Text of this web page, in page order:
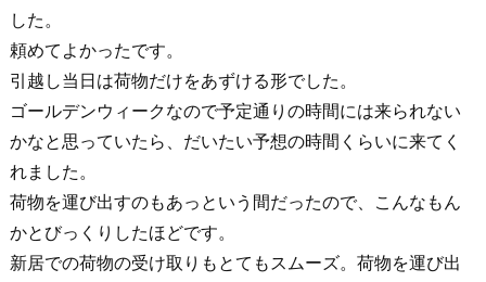
した。
頼めてよかったです。
引越し当日は荷物だけをあずける形でした。
ゴールデンウィークなので予定通りの時間には来られない
かなと思っていたら、だいたい予想の時間くらいに来てく
れました。
荷物を運び出すのもあっという間だったので、こんなもん
かとびっくりしたほどです。
新居での荷物の受け取りもとてもスムーズ。荷物を運び出